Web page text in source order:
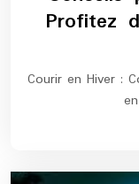
Profitez
Courir en Hiver :